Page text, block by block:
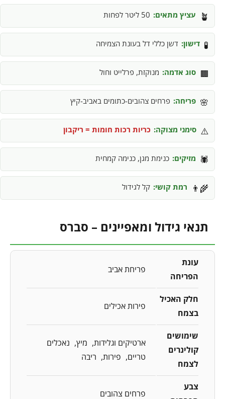
🪴 עציץ מתאים: 50 ליטר לפחות
🧪 דישון: דשן כללי דל בעונת הצמיחה
🟫 סוג אדמה: מנוקזת, פרלייט וחול
🌸 פריחה: פרחים צהובים-כתומים באביב-קיץ
⚠️ סימני מצוקה: כריות רכות חומות = ריקבון
🕷️ מזיקים: כנימת מגן, כנימה קמחית
👨‍🌾 רמת קושי: קל לגידול
תנאי גידול ומאפיינים – סברס
עונת
הפריחה
פריחת אביב
חלק האכיל
בצמח
פירות אכילים
שימושים
קולינרים
לצמח
ארטיקים וגלידות מיץ
נאכלים
טריים
פירות ריבה
צבע
פרחים צהובים